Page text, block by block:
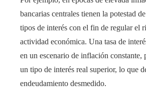
bancarias centrales tienen la potestad
tipos de interés con el fin de regular el
actividad económica. Una tasa de
en un escenario de inflación constante,
un tipo de interés real superior, lo que
endeudamiento desmedido.